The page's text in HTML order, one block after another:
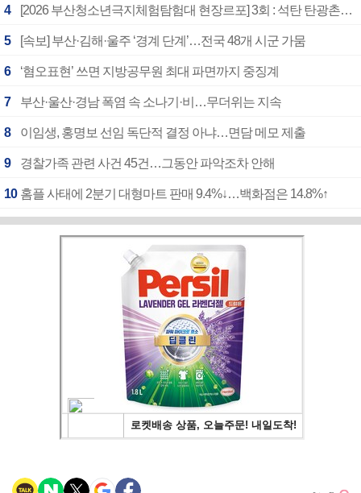
4 [2026 부산청소년극지체험탐험대 현장르포] 3회 : 석탄 탄광촌에서 북극 연구의 중심지로
5 [속보] 부산·김해·울주 ‘경계 단계’…전국 48개 시군 가뭄
6 ‘혐오표현’ 쓰면 지방공무원 최대 파면까지 중징계
7 부산·울산·경남 폭염 속 소나기·비…무더위는 지속
8 이임생, 홍명보 선임 독단적 결정 아냐…면담 메모 제출
9 경찰가족 관련 사건 45건…그동안 파악조차 안해
10 홈플 사태에 2분기 대형마트 판매 9.4%↓…백화점은 14.8%↑